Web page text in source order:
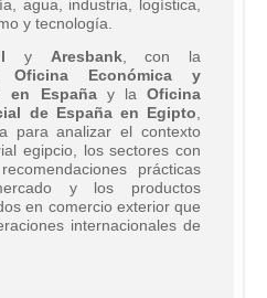
agua, industria, logística,
y tecnología.
y Aresbank, con la
Oficina Económica y
en Españay laOficina
de España en Egipto,
para analizar el contexto
egipcio, los sectores con
prácticas
y los productos
en comercio exterior que
internacionales de